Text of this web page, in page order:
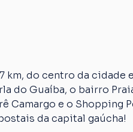
km, do centro da cidade
do Guaíba, o bairro
Camargo e o Shopping
da capital gaúcha!